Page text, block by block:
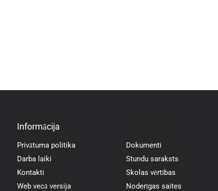
Informācija
Privātuma politika
Darba laiki
Kontakti
Web vecā versija
Dokumenti
Stundu saraksts
Skolas vērtības
Noderīgas saites